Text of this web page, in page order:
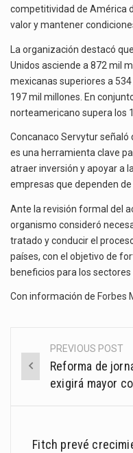
competitividad de América
valor y mantener
La organización destacó
Unidos asciende a 872 mil
mexicanas superiores a
197 mil millones. En
norteamericano supera los
Concanaco Servytur señaló
es una herramienta clave
atraer inversión y apoyar a
empresas que dependen
Ante la revisión formal del
organismo consideró
tratado y conducir el
países, con el objetivo de
beneficios para los
Con información de Forbes
Post
navigation
PREVIOUS POST
Reforma de
exigirá mayor
Fitch prevé